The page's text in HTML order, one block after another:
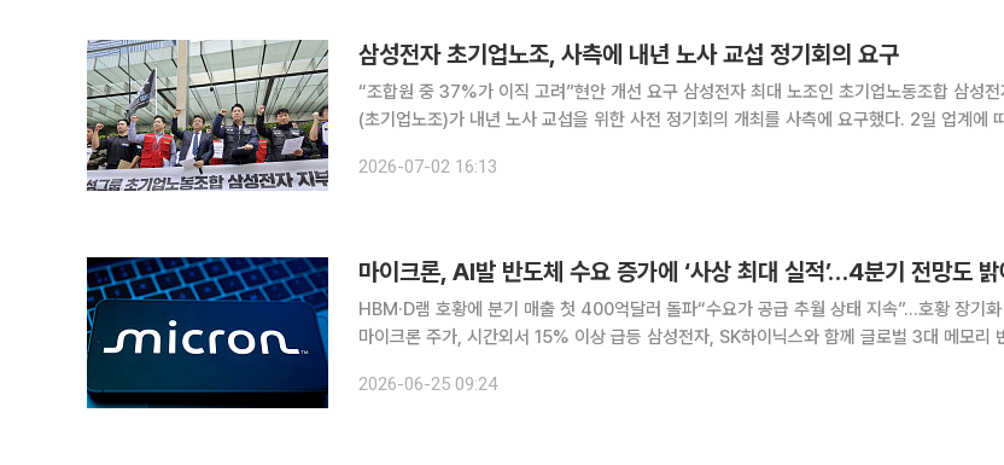
삼성전자 초기업노조, 사측에 내년 노사 교섭 정기회의 요구
“조합원 중 37%가 이직 고려”현안 개선 요구 삼성전자 최대 노조인 초기업노동조합 삼성전자 지부
(초기업노조)가 내년 노사 교섭을 위한 사전 정기회의 개최를 사측에 요구했다. 2일 업계에 따르면
상대로 보낸 공문에서 “내년 교섭을 준비함에 앞서 정기적 회의체를
2026-07-02 16:13
HBM·D램 호황에 분기 매출 첫 400억달러 돌파“수요가 공급 추월 상태 지속”…호황 장기
마이크론 주가, 시간외서 15% 이상 급등 삼성전자, SK하이닉스와 함께 글로벌 3대 메모리 반도체
돌파하는 등 사상 최대 실적을 달성했다. 고대역폭메모리(HB
2026-06-25 09:24